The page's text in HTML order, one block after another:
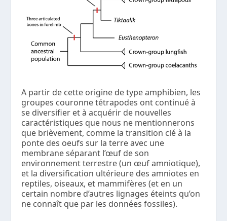
A partir de cette origine de type amphibien, les
groupes couronne tétrapodes ont continué à
se diversifier et à acquérir de nouvelles
caractéristiques que nous ne mentionnerons
que brièvement, comme la transition clé à la
ponte des oeufs sur la terre avec une
membrane séparant l’œuf de son
environnement terrestre (un œuf amniotique),
et la diversification ultérieure des amniotes en
reptiles, oiseaux, et mammifères (et en un
certain nombre d’autres lignages éteints qu’on
ne connaît que par les données fossiles).